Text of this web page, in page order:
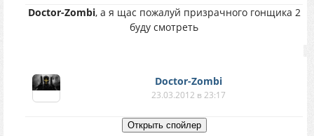
Doctor-Zombi, а я щас пожалуй призрачного гонщика 2
буду смотреть
Doctor-Zombi
23.03.2012 в 23:17